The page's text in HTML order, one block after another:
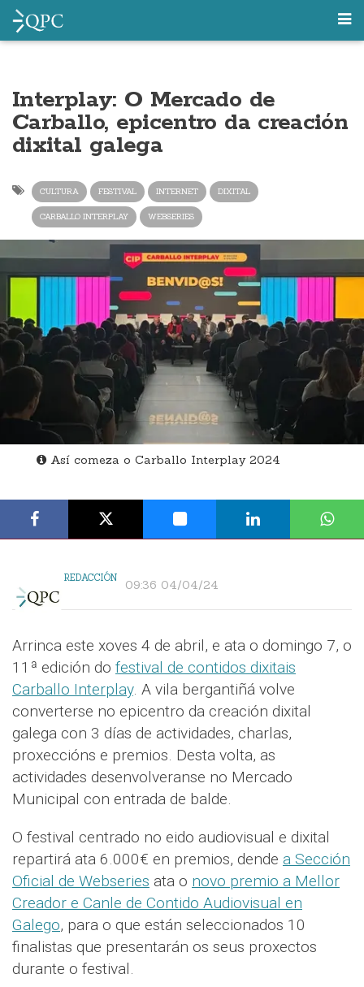
Interplay: O Mercado de
Carballo, epicentro da creación
dixital galega
CULTURA FESTIVAL INTERNET DIXITAL
CARBALLO INTERPLAY WEBSERIES
Así comeza o Carballo Interplay 2024
REDACCIÓN 09:36 04/04/24
Arrinca este xoves 4 de abril, e ata o domingo 7, o
11ª edición do festival de contidos dixitais
Carballo Interplay. A vila bergantiñá volve
converterse no epicentro da creación dixital
galega con 3 días de actividades, charlas,
proxeccións e premios. Desta volta, as
actividades desenvolveranse no Mercado
Municipal con entrada de balde.
O festival centrado no eido audiovisual e dixital
repartirá ata 6.000€ en premios, dende a Sección
Oficial de Webseries ata o novo premio a Mellor
Creador e Canle de Contido Audiovisual en
Galego, para o que están seleccionados 10
finalistas que presentarán os seus proxectos
durante o festival.